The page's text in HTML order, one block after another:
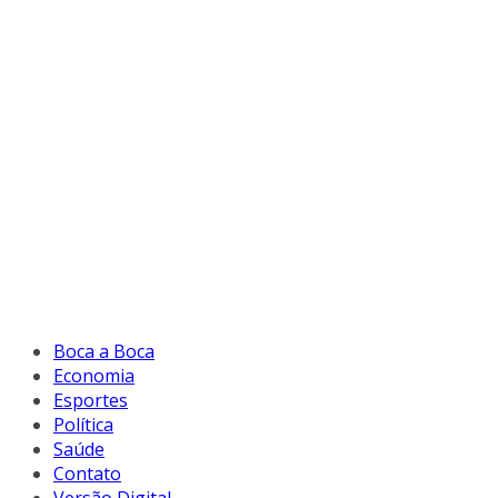
Boca a Boca
Economia
Esportes
Política
Saúde
Contato